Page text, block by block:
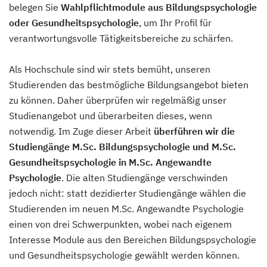
belegen Sie Wahlpflichtmodule aus Bildungspsychologie
oder Gesundheitspsychologie, um Ihr Profil für
verantwortungsvolle Tätigkeitsbereiche zu schärfen.
Als Hochschule sind wir stets bemüht, unseren
Studierenden das bestmögliche Bildungsangebot bieten
zu können. Daher überprüfen wir regelmäßig unser
Studienangebot und überarbeiten dieses, wenn
notwendig. Im Zuge dieser Arbeit überführen wir die
Studiengänge M.Sc. Bildungspsychologie und M.Sc.
Gesundheitspsychologie in M.Sc. Angewandte
Psychologie. Die alten Studiengänge verschwinden
jedoch nicht: statt dezidierter Studiengänge wählen die
Studierenden im neuen M.Sc. Angewandte Psychologie
einen von drei Schwerpunkten, wobei nach eigenem
Interesse Module aus den Bereichen Bildungspsychologie
und Gesundheitspsychologie gewählt werden können.